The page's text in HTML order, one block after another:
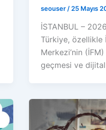
seouser / 25 Mayıs
İSTANBUL – 2026
Türkiye, özellikle
Merkezi’nin
geçmesi ve